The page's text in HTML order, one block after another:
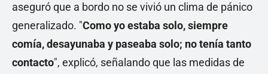
aseguró que a bordo no se vivió un clima de pánico
generalizado. "Como yo estaba solo, siempre
comía, desayunaba y paseaba solo; no tenía tanto
contacto", explicó, señalando que las medidas de